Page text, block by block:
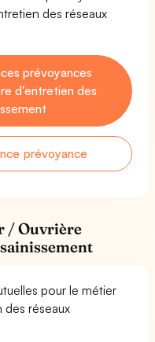
des réseaux
prévoyances
d'entretien des
prévoyance
/ Ouvrière
pour le métier
réseaux